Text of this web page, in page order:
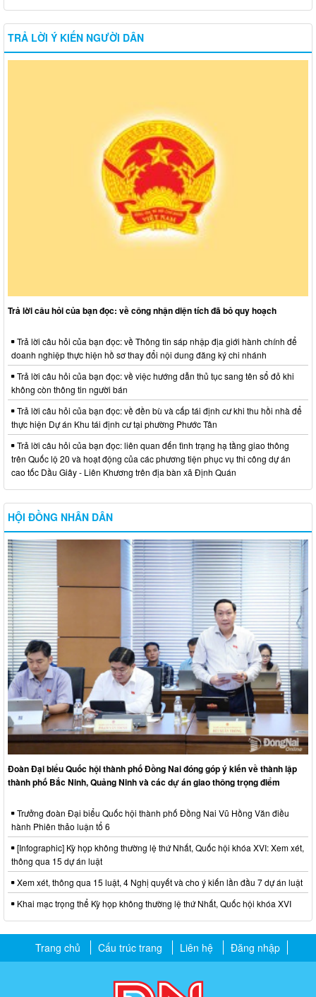
TRẢ LỜI Ý KIẾN NGƯỜI DÂN
Trả lời câu hỏi của bạn đọc: về công nhận diện tích đã bỏ quy hoạch
Trả lời câu hỏi của bạn đọc: về Thông tin sáp nhập địa giới hành chính để
doanh nghiệp thực hiện hồ sơ thay đổi nội dung đăng ký chi nhánh
Trả lời câu hỏi của bạn đọc: về việc hướng dẫn thủ tục sang tên sổ đỏ khi
không còn thông tin người bán
Trả lời câu hỏi của bạn đọc: về đền bù và cấp tái định cư khi thu hồi nhà để
thực hiện Dự án Khu tái định cư tại phường Phước Tân
Trả lời câu hỏi của bạn đọc: liên quan đến tình trạng hạ tầng giao thông
trên Quốc lộ 20 và hoạt động của các phương tiện phục vụ thi công dự án
cao tốc Dầu Giây - Liên Khương trên địa bàn xã Định Quán
HỘI ĐỒNG NHÂN DÂN
Đoàn Đại biểu Quốc hội thành phố Đồng Nai đóng góp ý kiến về thành lập
thành phố Bắc Ninh, Quảng Ninh và các dự án giao thông trọng điểm
Trưởng đoàn Đại biểu Quốc hội thành phố Đồng Nai Vũ Hồng Văn điều
hành Phiên thảo luận tổ 6
[Infographic] Kỳ họp không thường lệ thứ Nhất, Quốc hội khóa XVI: Xem xét,
thông qua 15 dự án luật
Xem xét, thông qua 15 luật, 4 Nghị quyết và cho ý kiến lần đầu 7 dự án luật
Khai mạc trọng thể Kỳ họp không thường lệ thứ Nhất, Quốc hội khóa XVI
Trang chủ Cấu trúc trang Liên hệ Đăng nhập